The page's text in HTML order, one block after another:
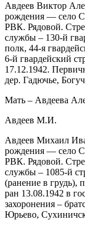
Авдеев Виктор
рождения — село
РВК. Рядовой.
службы – 130-й
полк, 44-я
6-й гвардейский
17.12.1942.
дер. Гадючье,
Мать – Авдеева
Авдеев М.И.
Авдеев Михаил
рождения — село
РВК. Рядовой.
службы – 1085-й
(ранение в грудь),
ран 13.08.1942 в
захоронения –
Юрьево,